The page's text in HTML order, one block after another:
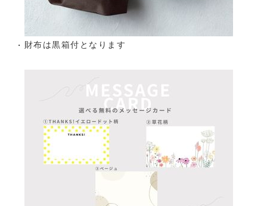
財布は黒箱付となります